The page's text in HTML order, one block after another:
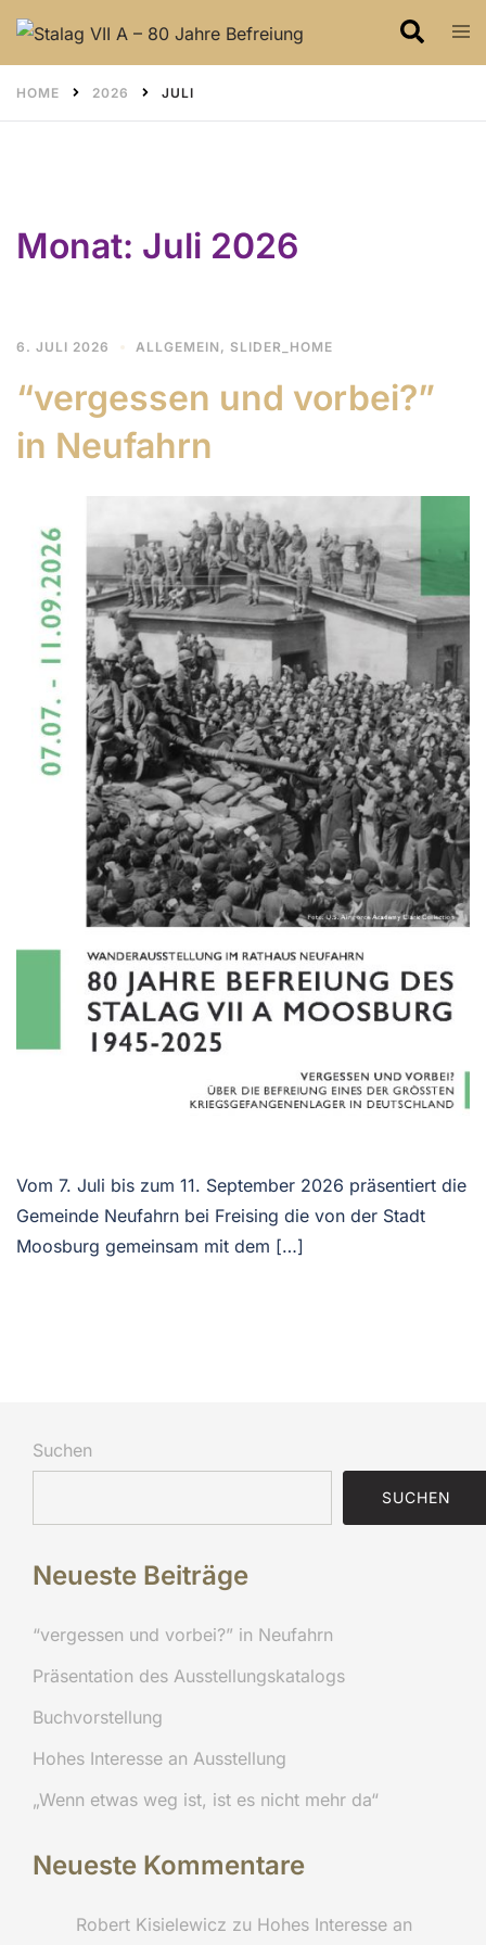
Skip
Search
HOME 2026 JULI
Monat: Juli 2026
6. JULI 2026 ALLGEMEIN , SLIDER_HOME
“vergessen und vorbei?”
in Neufahrn
Vom 7. Juli bis zum 11. September 2026 präsentiert die
Gemeinde Neufahrn bei Freising die von der Stadt
Moosburg gemeinsam mit dem […]
Suchen
SUCHEN
Neueste Beiträge
“vergessen und vorbei?” in Neufahrn
Präsentation des Ausstellungskatalogs
Buchvorstellung
Hohes Interesse an Ausstellung
„Wenn etwas weg ist, ist es nicht mehr da“
Neueste Kommentare
Robert Kisielewicz zu Hohes Interesse an